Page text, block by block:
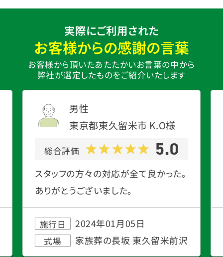
実際にご利用された
お客様からの感謝の言葉
お客様から頂いたあたたかいお言葉の中から
弊社が選定したものをご紹介いたします
男性
東京都東久留米市 K.O様
総合評価 5.0
スタッフの方々の対応が全て良かった。
ありがとうございました。
施行日 2024年01月05日
式場 家族葬の長坂 東久留米前沢